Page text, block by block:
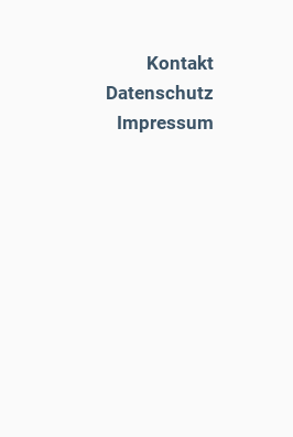
Kontakt
Datenschutz
Impressum